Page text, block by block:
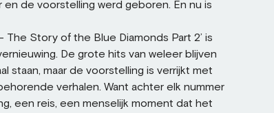
en de voorstelling werd geboren. En nu is
The Story of the Blue Diamonds Part 2’ is
De grote hits van weleer blijven
staan, maar de voorstelling is verrijkt met
verhalen. Want achter elk nummer
een reis, een menselijk moment dat het